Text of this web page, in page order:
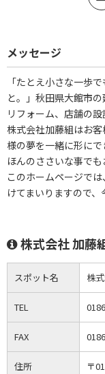
メッセージ
「たとえ小さな一歩
と。」秋田県大館市
リフォーム、店舗の設
株式会社加藤組はお
様の夢を一緒に形にで
ほんのささいな事で
このホームページで
けてまいりますので、
株式会社 加藤
スポット名 株
TEL
FAX
住所
〒